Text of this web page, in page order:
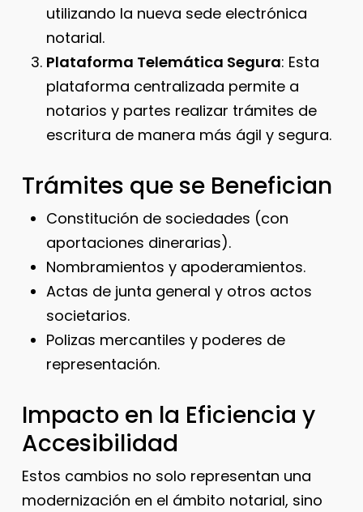
utilizando la nueva sede electrónica
notarial.
Plataforma Telemática Segura: Esta
plataforma centralizada permite a
notarios y partes realizar trámites de
escritura de manera más ágil y segura.
Trámites que se Benefician
Constitución de sociedades (con
aportaciones dinerarias).
Nombramientos y apoderamientos.
Actas de junta general y otros actos
societarios.
Polizas mercantiles y poderes de
representación.
Impacto en la Eficiencia y
Accesibilidad
Estos cambios no solo representan una
modernización en el ámbito notarial, sino